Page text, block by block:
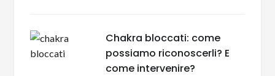
Chakra bloccati: come
possiamo riconoscerli? E
come intervenire?